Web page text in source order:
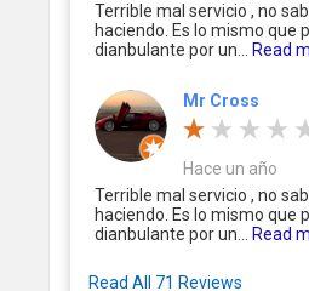
Terrible mal servicio , no
haciendo. Es lo mismo que
dianbulante por un...
Read
Mr Cross
Hace un año
Terrible mal servicio , no
haciendo. Es lo mismo que
dianbulante por un...
Read
Read All 71 Reviews